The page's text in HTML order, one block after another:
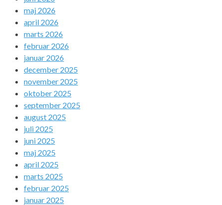
maj 2026
april 2026
marts 2026
februar 2026
januar 2026
december 2025
november 2025
oktober 2025
september 2025
august 2025
juli 2025
juni 2025
maj 2025
april 2025
marts 2025
februar 2025
januar 2025